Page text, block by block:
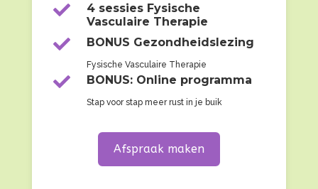

4 sessies Fysische
Vasculaire Therapie
 BONUS Gezondheidslezing
Fysische Vasculaire Therapie
 BONUS: Online programma
Stap voor stap meer rust in je buik
Afspraak maken